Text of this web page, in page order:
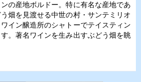
の産地ボルドー。特に有名な産地であ
畑を見渡せる中世の村・サンテミリオ
イン醸造所のシャトーでテイスティン
。著名ワインを生み出すぶどう畑を眺